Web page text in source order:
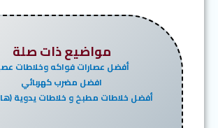
مواضيع ذات صلة
أفضل عصارات فواكه وخلاطات
افضل مضرب كهربائي
أفضل خلاطات مطبخ و خلاطات يدوية